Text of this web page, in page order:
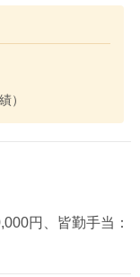
）
円、皆勤手当：